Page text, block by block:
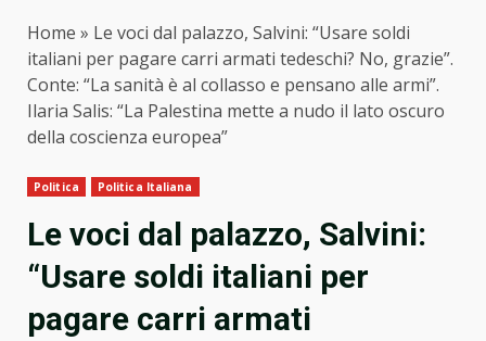
Home » Le voci dal palazzo, Salvini: “Usare soldi
italiani per pagare carri armati tedeschi? No, grazie”.
Conte: “La sanità è al collasso e pensano alle armi”.
Ilaria Salis: “La Palestina mette a nudo il lato oscuro
della coscienza europea”
Politica Politica Italiana
Le voci dal palazzo, Salvini:
“Usare soldi italiani per
pagare carri armati